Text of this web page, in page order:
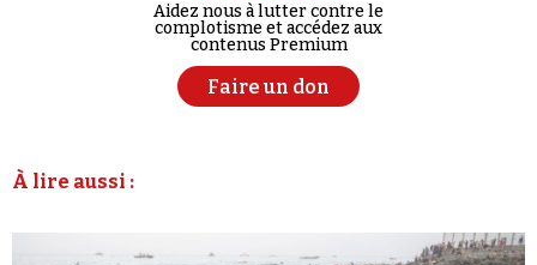
Aidez nous à lutter contre le
complotisme et accédez aux
contenus Premium
Faire un don
À lire aussi :